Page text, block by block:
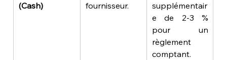
(Cash)
fournisseur.
supplémentair
e de 2-3 %
pour un
règlement
comptant.